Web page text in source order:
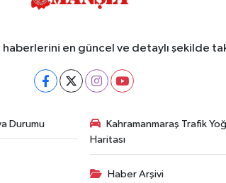
haberlerini en güncel ve detaylı şekilde
Durumu
Kahramanmaraş Trafik
Haritası
Haber Arşivi